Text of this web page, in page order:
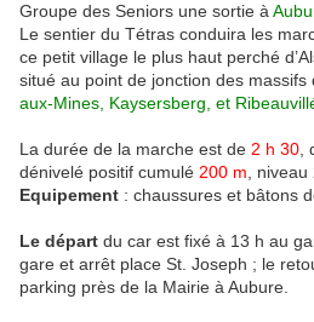
Groupe des Seniors une sortie à
Le sentier du Tétras conduira les
ce petit village le plus haut perché
situé au point de jonction des massifs
aux-Mines, Kaysersberg, et
La durée de la marche est de 2 h 30
dénivelé positif cumulé 200 m , niveau
Equipement : chaussures et bâtons
Le départ du car est fixé à 13 h au
gare et arrêt place St. Joseph ; le
parking près de la Mairie à Aubure.